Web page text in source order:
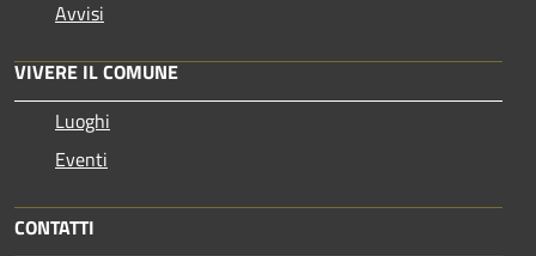
Avvisi
VIVERE IL COMUNE
Luoghi
Eventi
CONTATTI